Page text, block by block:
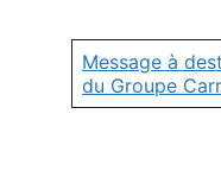
Message à
du Groupe